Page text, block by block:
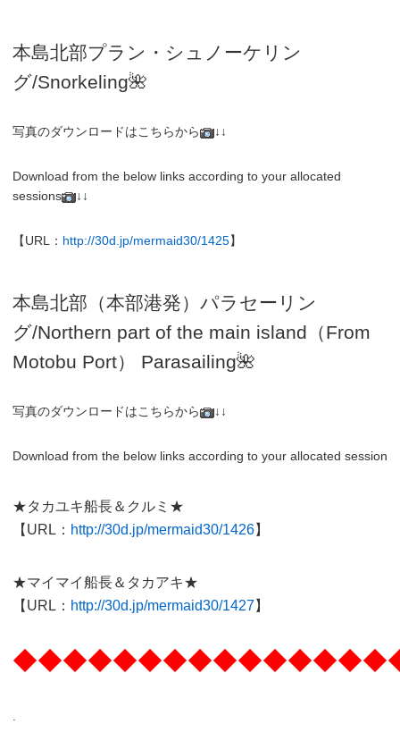
本島北部プラン・ シュノーケリン
グ/Snorkeling🌺
写真のダウンロードはこちらから ↓↓
Download from the below links according to your allocated
sessions
↓↓
【URL： http://30d.jp/mermaid30/1425】
本島北部（本部港発）パラセーリン
グ/Northern part of the main island（From
Motobu Port）
Parasailing🌺
写真のダウンロードはこちらから ↓↓
Download from the below links according to your allocated session
★タカユキ船長＆クルミ★
【URL： http://30d.jp/mermaid30/1426】
★マイマイ船長＆タカアキ★
【URL： http://30d.jp/mermaid30/1427】